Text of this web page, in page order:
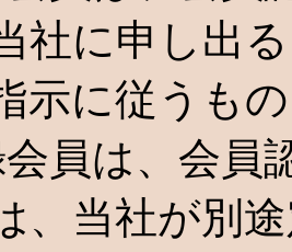
社に申し出
示に従うも
員は、会員
、当社が別